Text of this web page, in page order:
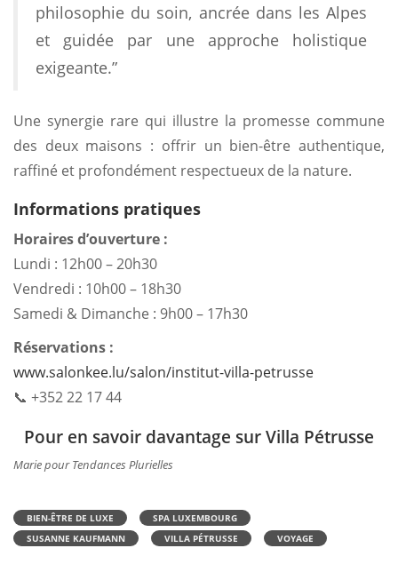
philosophie du soin, ancrée dans les Alpes
et guidée par une approche holistique
exigeante.”
Une synergie rare qui illustre la promesse commune
des deux maisons : offrir un bien-être authentique,
raffiné et profondément respectueux de la nature.
Informations pratiques
Horaires d’ouverture :
Lundi : 12h00 – 20h30
Vendredi : 10h00 – 18h30
Samedi & Dimanche : 9h00 – 17h30
Réservations :
www.salonkee.lu/salon/institut-villa-petrusse
📞 +352 22 17 44
Pour en savoir davantage sur Villa Pétrusse
Marie pour Tendances Plurielles
BIEN-ÊTRE DE LUXE
SPA LUXEMBOURG
SUSANNE KAUFMANN
VILLA PÉTRUSSE VOYAGE